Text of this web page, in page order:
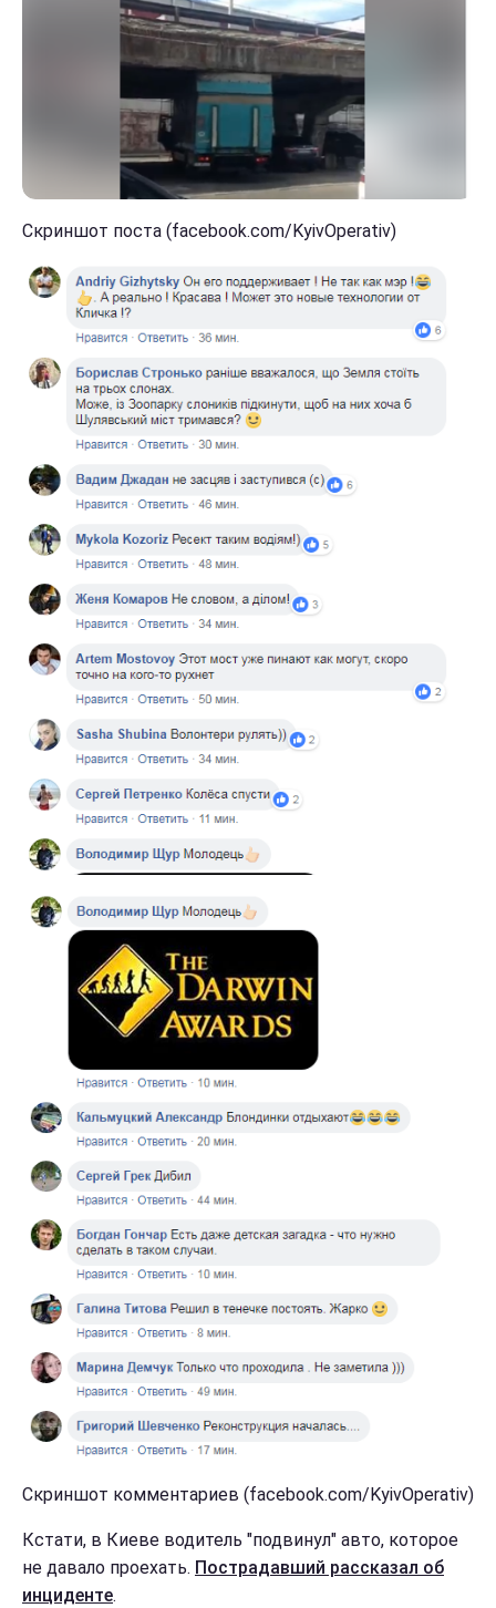
Скриншот поста (facebook.com/KyivOperativ)
Скриншот комментариев (facebook.com/KyivOperativ)
Кстати, в Киеве водитель "подвинул" авто, которое
не давало проехать. Пострадавший рассказал об
инциденте.